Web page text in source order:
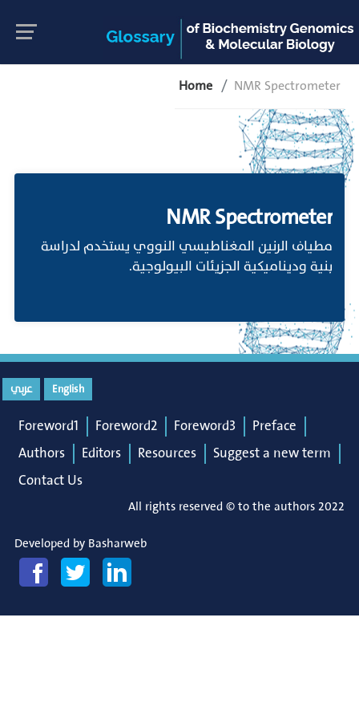
Home NMR Spectrometer
NMR Spectrometer
مطياف الرنين المغناطيسي النووي يستخدم لدراسة
بنية وديناميكية الجزيئات البيولوجية.
English عربي
Foreword1 Foreword2 Foreword3
Preface
Authors
Editors Resources
Suggest a new term
Contact Us
All rights reserved © to the authors 2022
Developed by Basharweb